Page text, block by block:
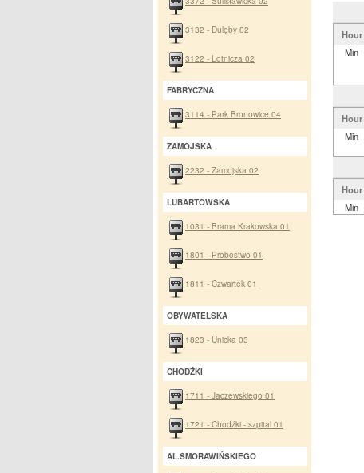
Hour
Min
Hour
Min
Hour
Min
3132 - Dulęby 02
3122 - Lotnicza 02
FABRYCZNA
3114 - Park Bronowice 04
ZAMOJSKA
2232 - Zamojska 02
LUBARTOWSKA
1031 - Brama Krakowska 01
1801 - Probostwo 01
1811 - Czwartek 01
OBYWATELSKA
1823 - Unicka 03
CHODŹKI
1711 - Jaczewskiego 01
1721 - Chodźki - szpital 01
AL.SMORAWIŃSKIEGO